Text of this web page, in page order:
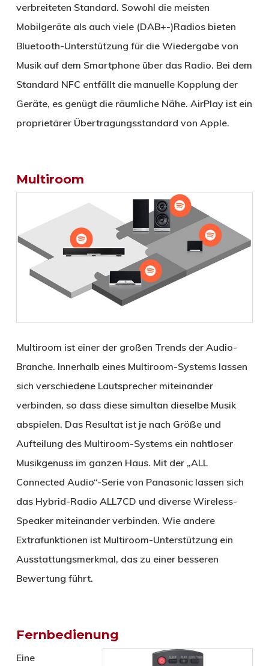
verbreiteten Standard. Sowohl die meisten
Mobilgeräte als auch viele (DAB+-)Radios bieten
Bluetooth-Unterstützung für die Wiedergabe von
Musik auf dem Smartphone über das Radio. Bei dem
Standard NFC entfällt die manuelle Kopplung der
Geräte, es genügt die räumliche Nähe. AirPlay ist ein
proprietärer Übertragungsstandard von Apple.
Multiroom
Multiroom ist einer der großen Trends der Audio-
Branche. Innerhalb eines Multiroom-Systems lassen
sich verschiedene Lautsprecher miteinander
verbinden, so dass diese simultan dieselbe Musik
abspielen. Das Resultat ist je nach Größe und
Aufteilung des Multiroom-Systems ein nahtloser
Musikgenuss im ganzen Haus. Mit der „ALL
Connected Audio“-Serie von Panasonic lassen sich
das Hybrid-Radio ALL7CD und diverse Wireless-
Speaker miteinander verbinden. Wie andere
Extrafunktionen ist Multiroom-Unterstützung ein
Ausstattungsmerkmal, das zu einer besseren
Bewertung führt.
Fernbedienung
Eine